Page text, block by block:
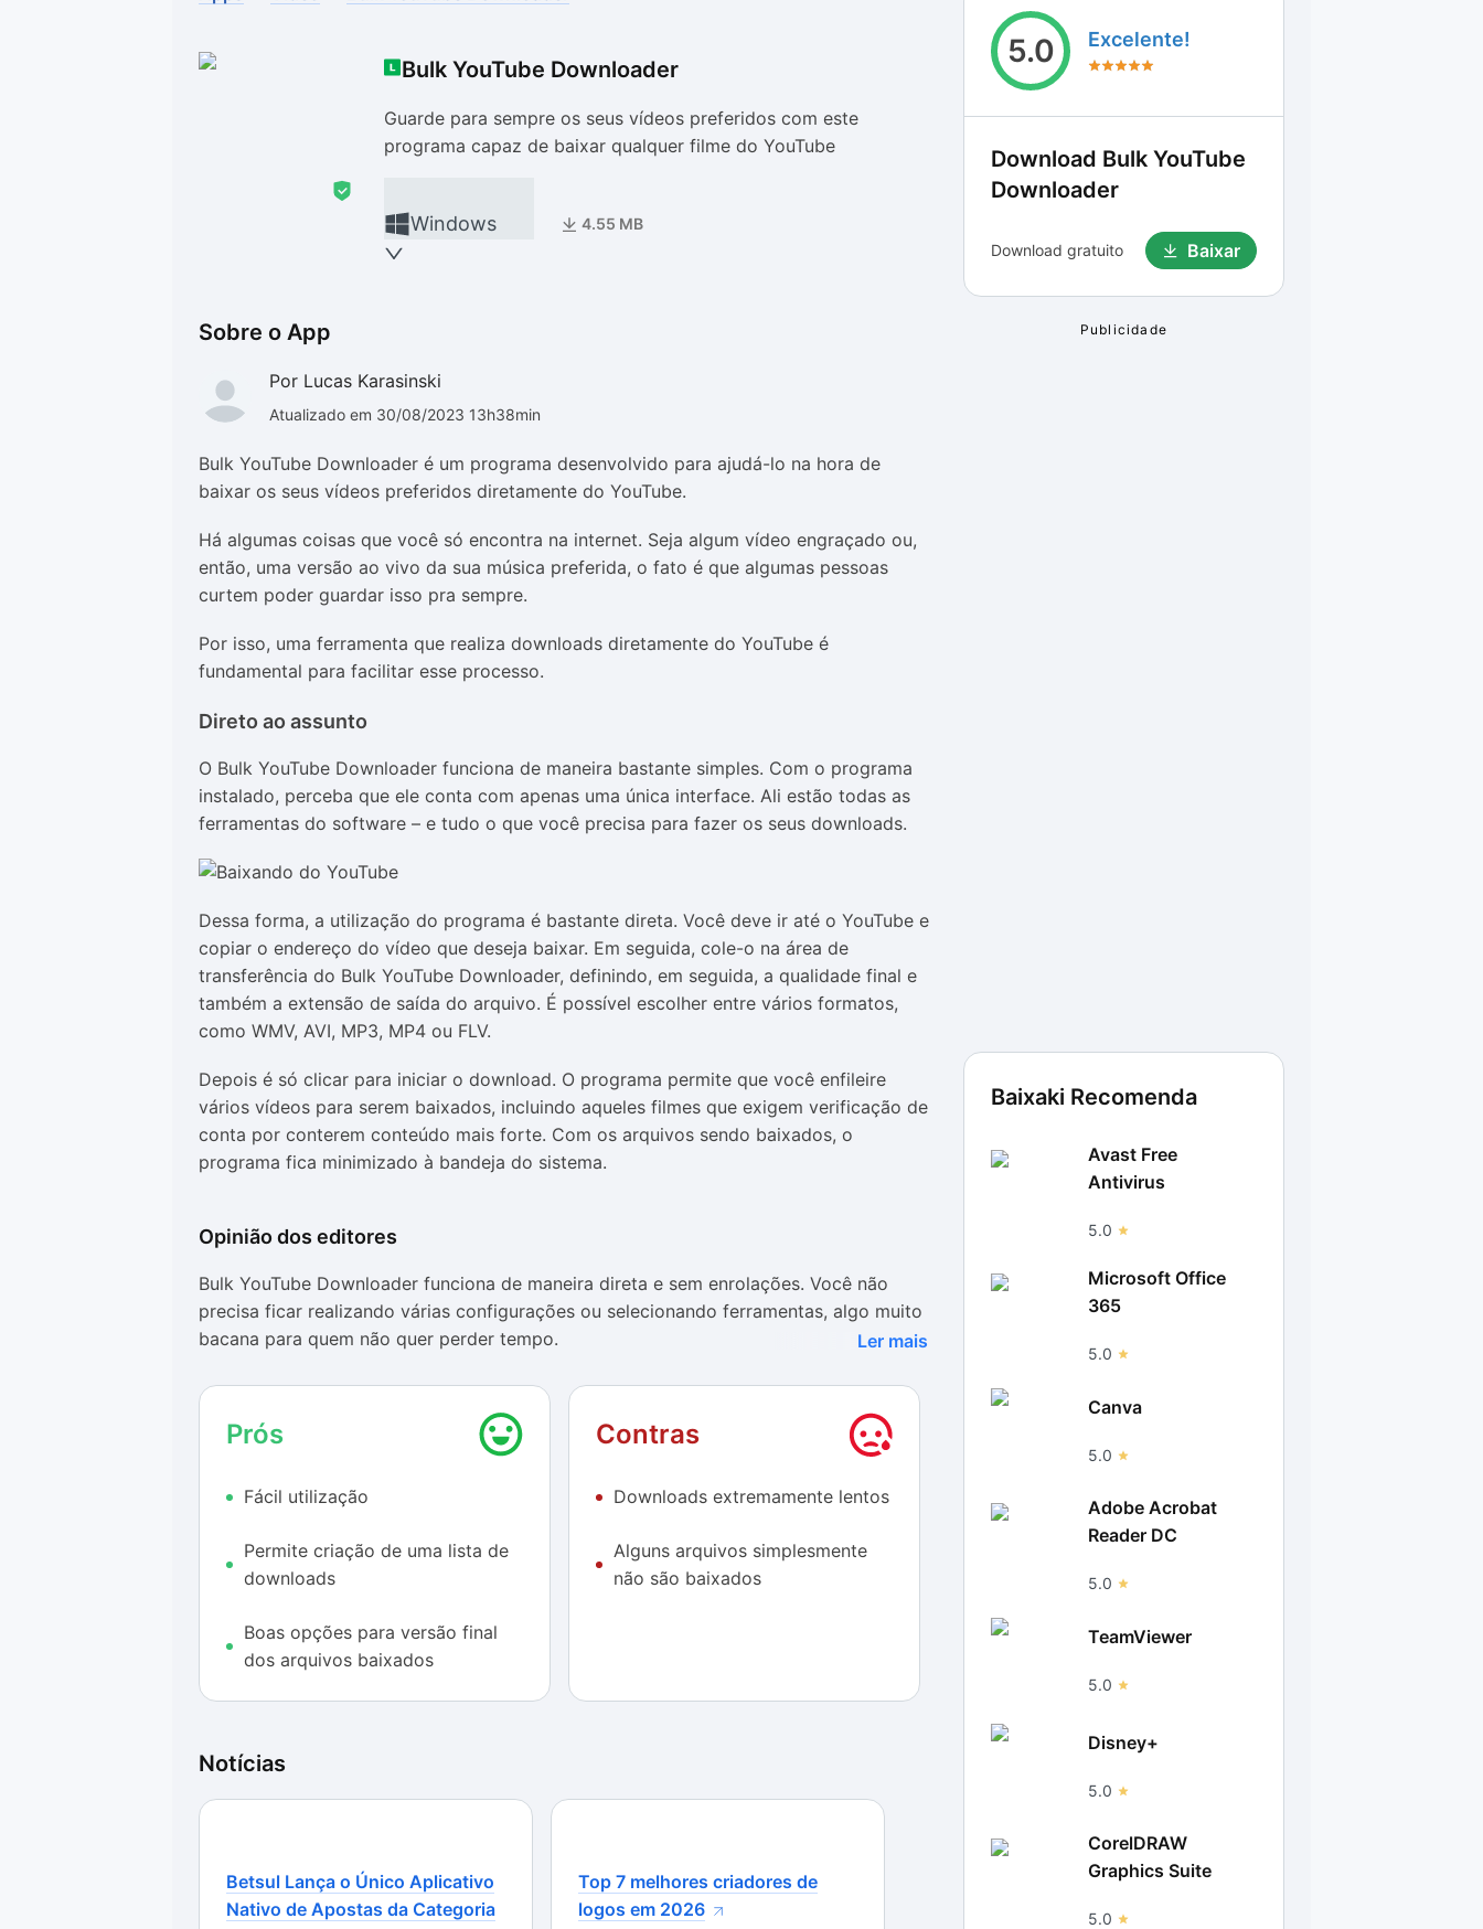
Bulk YouTube Downloader
Guarde para sempre os seus vídeos preferidos com este
programa capaz de baixar qualquer filme do YouTube
Windows 4.55 MB
Sobre o App
Por Lucas Karasinski
Atualizado em 30/08/2023 13h38min
Bulk YouTube Downloader é um programa desenvolvido para ajudá-lo na hora de
baixar os seus vídeos preferidos diretamente do YouTube.
Há algumas coisas que você só encontra na internet. Seja algum vídeo engraçado ou,
então, uma versão ao vivo da sua música preferida, o fato é que algumas pessoas
curtem poder guardar isso pra sempre.
Por isso, uma ferramenta que realiza downloads diretamente do YouTube é
fundamental para facilitar esse processo.
Direto ao assunto
O Bulk YouTube Downloader funciona de maneira bastante simples. Com o programa
instalado, perceba que ele conta com apenas uma única interface. Ali estão todas as
ferramentas do software – e tudo o que você precisa para fazer os seus downloads.
Dessa forma, a utilização do programa é bastante direta. Você deve ir até o YouTube e
copiar o endereço do vídeo que deseja baixar. Em seguida, cole-o na área de
transferência do Bulk YouTube Downloader, definindo, em seguida, a qualidade final e
também a extensão de saída do arquivo. É possível escolher entre vários formatos,
como WMV, AVI, MP3, MP4 ou FLV.
Depois é só clicar para iniciar o download. O programa permite que você enfileire
vários vídeos para serem baixados, incluindo aqueles filmes que exigem verificação de
conta por conterem conteúdo mais forte. Com os arquivos sendo baixados, o
programa fica minimizado à bandeja do sistema.
Opinião dos editores
Bulk YouTube Downloader funciona de maneira direta e sem enrolações. Você não
precisa ficar realizando várias configurações ou selecionando ferramentas, algo muito
bacana para quem não quer perder tempo.
A única tela do programa é intuitiva e bem organizada, mostrando todos os passos de
forma bem clara. As opções para os arquivos de saída são satisfatórias, trazendo os
principais formatos de vídeo, como o WMV ou o AVI e também a melhor alternativa em
Nesse sentido, o Bulk YouTube Downloader conta com uma opção muito útil que,
quando marcada, baixa os vídeos sempre na melhor resolução disponível.
O fato de o programa permitir que os downloads sejam enfileirados também é um
ponto positivo, uma vez que você pode criar uma lista e deixar que o aplicativo faça o
resto. Contudo, a velocidade com que o Bulk YouTube Downloader baixa os arquivos
deixou bastante a desejar.
Arquivos com cerca de 5 minutos de vídeo levaram, em alguns testes, cerca de 15
duração, precisaram de aproximadamente 40 minutos para ser baixados pelo
capaz de baixá-los.
Ler mais
Prós
Fácil utilização
Permite criação de uma lista de
downloads
Boas opções para versão final
dos arquivos baixados
Contras
Downloads extremamente lentos
Alguns arquivos simplesmente
não são baixados
Notícias
Betsul Lança o Único Aplicativo
Nativo de Apostas da Categoria
Top 7 melhores criadores de
logos em 2026
5.0 Excelente!
Download Bulk YouTube
Downloader
Download gratuito Baixar
Baixaki Recomenda
Avast Free
Antivirus
5.0
Microsoft Office
365
5.0
Canva
5.0
Adobe Acrobat
Reader DC
5.0
TeamViewer
5.0
Disney+
5.0
CorelDRAW
Graphics Suite
5.0